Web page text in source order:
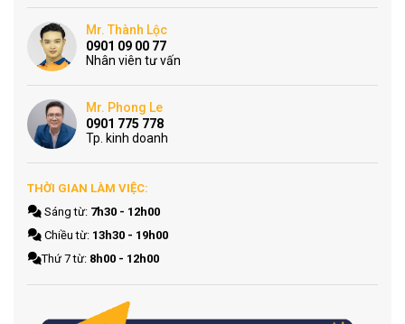
Mr. Thành Lộc
0901 09 00 77
Nhân viên tư vấn
Mr. Phong Le
0901 775 778
Tp. kinh doanh
THỜI GIAN LÀM VIỆC:
Sáng từ: 7h30 - 12h00
Chiều từ: 13h30 - 19h00
Thứ 7 từ: 8h00 - 12h00